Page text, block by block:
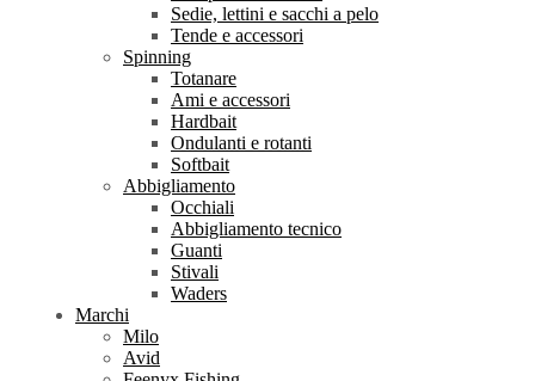
Sedie, lettini e sacchi a pelo
Tende e accessori
Spinning
Totanare
Ami e accessori
Hardbait
Ondulanti e rotanti
Softbait
Abbigliamento
Occhiali
Abbigliamento tecnico
Guanti
Stivali
Waders
Marchi
Milo
Avid